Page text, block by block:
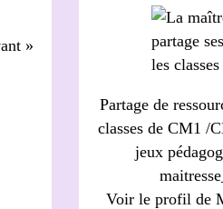
»
Partage de
classes de CM1 /
jeux
Voir le profil de